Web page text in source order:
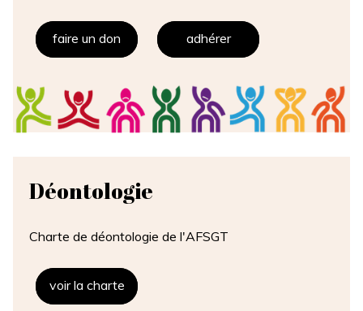
faire un don adhérer
Déontologie
Charte de déontologie de l'AFSGT
voir la charte